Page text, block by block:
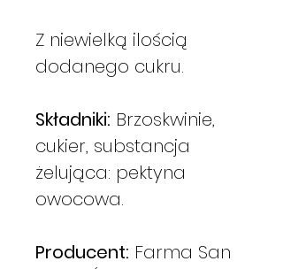
Z niewielką ilością
dodanego cukru.
Składniki: Brzoskwinie,
cukier, substancja
żelująca: pektyna
owocowa.
Producent: Farma San